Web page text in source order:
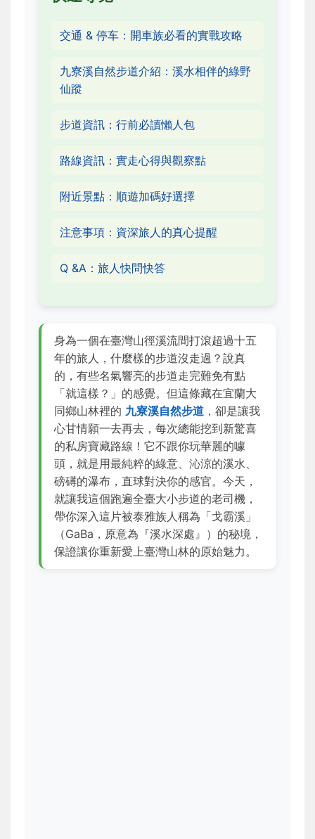
交通 & 停车：開車族必看的實戰攻略
九寮溪自然步道介紹：溪水相伴的綠野
仙蹤
步道資訊：行前必讀懶人包
路線資訊：實走心得與觀察點
附近景點：順遊加碼好選擇
注意事項：資深旅人的真心提醒
Q &A：旅人快問快答
身為一個在臺灣山徑溪流間打滾超過十五
年的旅人，什麼樣的步道沒走過？說真
的，有些名氣響亮的步道走完難免有點
「就這樣？」的感覺。但這條藏在宜蘭大
同鄉山林裡的 九寮溪自然步道 ，卻是讓我
心甘情願一去再去，每次總能挖到新驚喜
的私房寶藏路線！它不跟你玩華麗的噱
頭，就是用最純粹的綠意、沁涼的溪水、
磅礡的瀑布，直球對決你的感官。今天，
就讓我這個跑遍全臺大小步道的老司機，
帶你深入這片被泰雅族人稱為「戈霸溪」
（GaBa，原意為『溪水深處』）的秘境，
保證讓你重新愛上臺灣山林的原始魅力。